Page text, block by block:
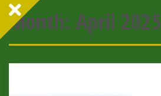
Month: April 2025